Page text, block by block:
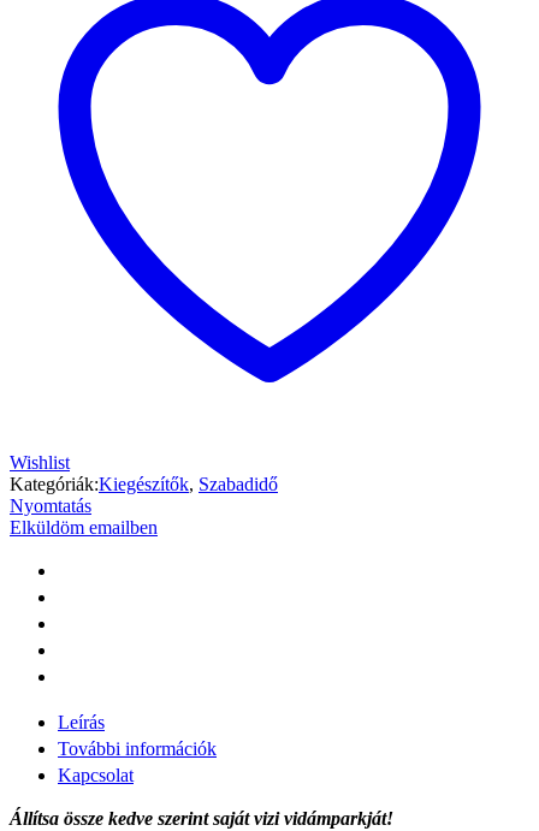
Wishlist
Kategóriák:Kiegészítők, Szabadidő
Nyomtatás
Elküldöm emailben
Leírás
További információk
Kapcsolat
Állítsa össze kedve szerint saját vizi vidámparkját!